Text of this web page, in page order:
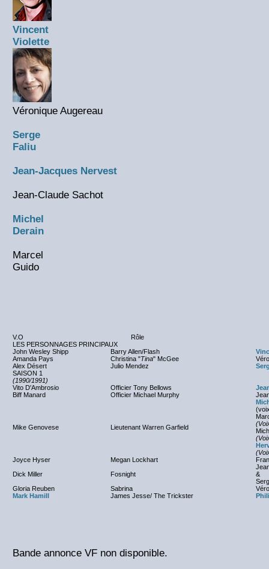
Vincent
Violette
Véronique Augereau
Serge
Faliu
Jean-Jacques Nervest
Jean-Claude Sachot
Michel
Derain
Marcel
Guido
V.O
Rôle
LES PERSONNAGES PRINCIPAUX
John Wesley Shipp
Barry Allen/Flash
Amanda Pays
Christina "Tina" McGee
Alex Désert
Julio Mendez
SAISON 1
(1990/1991)
Vito D'Ambrosio
Officier Tony Bellows
Biff Manard
Officier Michael Murphy
Mike Genovese Lieutenant Warren Garfield
Joyce Hyser
Megan Lockhart
Dick Miller
Fosnight
&
Gloria Reuben
Sabrina
Mark Hamill
James Jesse/ The Trickster
Bande annonce VF non disponible.